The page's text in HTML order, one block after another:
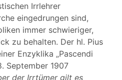
Irrlehrer
eingedrungen sind,
immer schwieriger,
zu behalten. Der hl. Pius
Enzyklika „Pascendi
September 1907
der Irrtümer gilt es